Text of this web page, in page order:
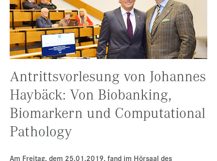
Internationales
Events
Presse
Datenschutz
de | en
Antrittsvorlesung von Johannes
Haybäck: Von Biobanking,
Biomarkern und Computational
Pathology
Am Freitag, dem 25.01.2019, fand im Hörsaal des